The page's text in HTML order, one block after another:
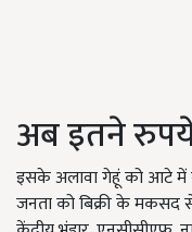
अब इतने
इसके अलावा गेहूं को आटे में
जनता को बिक्री के